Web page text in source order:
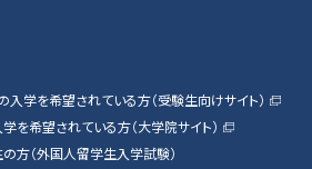
入学を希望されている方（受験生向けサイト）
を希望されている方（大学院サイト）
方（外国人留学生入学試験）